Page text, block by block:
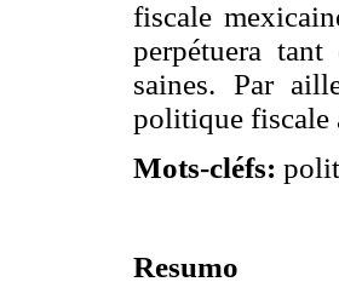
fiscale
perpétuera
saines. Par
politique fiscale
Mots-cléfs:
Resumo